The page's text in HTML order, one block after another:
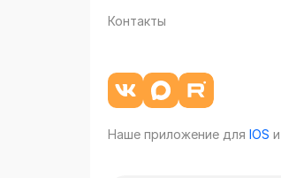
Контакты
Наше приложение для IOS и